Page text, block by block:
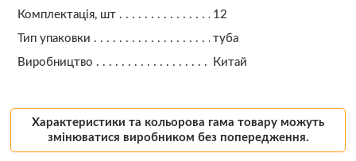
Комплектація, шт
12
Тип упаковки
туба
Виробництво
Китай
Характеристики та кольорова гама товару можуть
змінюватися виробником без попередження.